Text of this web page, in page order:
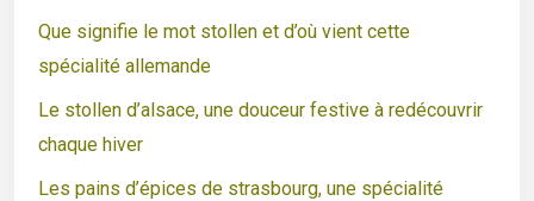
Que signifie le mot stollen et d’où vient cette
spécialité allemande
Le stollen d’alsace, une douceur festive à redécouvrir
chaque hiver
Les pains d’épices de strasbourg, une spécialité